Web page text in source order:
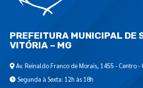
PREFEITURA MUNICIPAL DE
VITÓRIA – MG
Av. Reinaldo Franco de Morais, 1455 - Centro -
Segunda à Sexta: 12h às 18h